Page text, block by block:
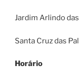
Jardim Arlindo
Santa Cruz das
Horário